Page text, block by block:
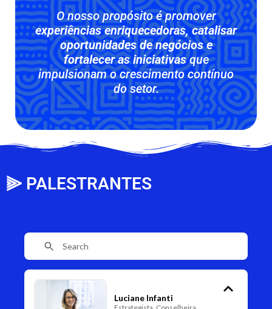
O nosso propósito é promover
experiências enriquecedoras, catalisar
oportunidades de negócios e
fortalecer as iniciativasque
impulsionam o crescimento contínuo
do setor.
⫸ PALESTRANTES